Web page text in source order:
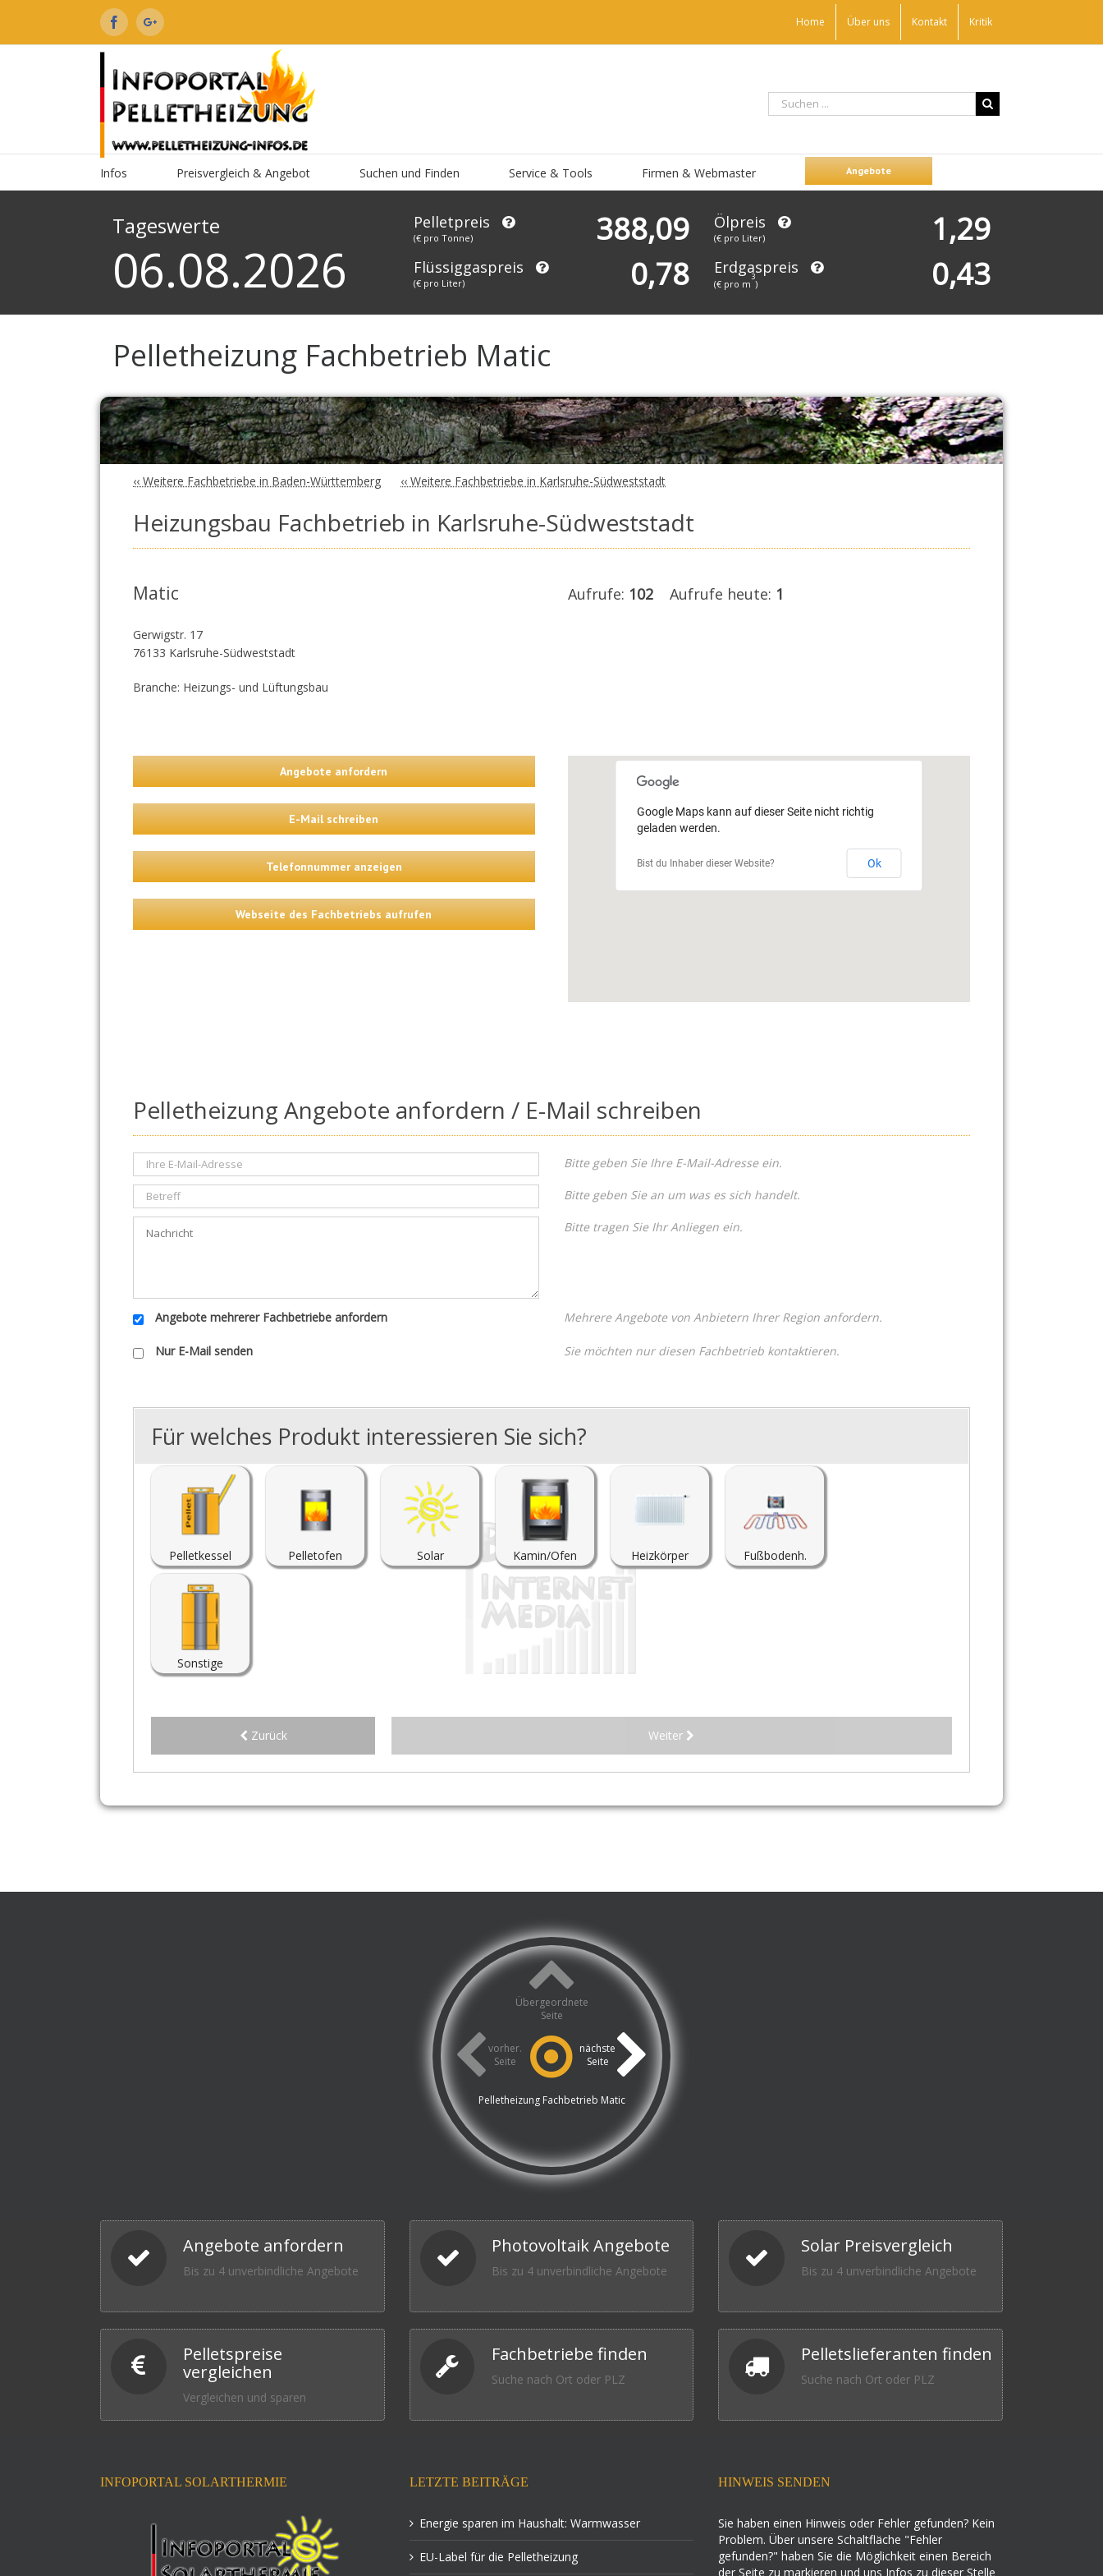
FacebookGoogle+ Home Über uns Kontakt Kritik
Infos Preisvergleich & Angebot Suchen und Finden Service & Tools Firmen & Webmaster Angebote
Tageswerte
06.08.2026
Pelletpreis
(€ pro Tonne) 388,09 Ölpreis
(€ pro Liter) 1,29
Flüssiggaspreis
(€ pro Liter) 0,78 Erdgaspreis
(€ pro m
3
) 0,43
Pelletheizung Fachbetrieb Matic
‹‹ Weitere Fachbetriebe in Baden-Württemberg ‹‹ Weitere Fachbetriebe in Karlsruhe-Südweststadt
Heizungsbau Fachbetrieb in Karlsruhe-Südweststadt
Matic
Gerwigstr. 17
76133 Karlsruhe-Südweststadt
Branche: Heizungs- und Lüftungsbau
Aufrufe: 102 Aufrufe heute: 1
Angebote anfordern
E-Mail schreiben
Telefonnummer anzeigen
Webseite des Fachbetriebs aufrufen
Google Maps kann auf dieser Seite nicht richtig
geladen werden.
Bist du Inhaber dieser Website? Ok
Pelletheizung Angebote anfordern / E-Mail schreiben
Bitte geben Sie Ihre E-Mail-Adresse ein.
Bitte geben Sie an um was es sich handelt.
Bitte tragen Sie Ihr Anliegen ein.
Angebote mehrerer Fachbetriebe anfordern Mehrere Angebote von Anbietern Ihrer Region anfordern.
Nur E-Mail senden Sie möchten nur diesen Fachbetrieb kontaktieren.
Für welches Produkt interessieren Sie sich?
Pelletkessel Pelletofen Solar Kamin/Ofen Heizkörper Fußbodenh.
Sonstige
Zurück Weiter
Übergeordnete
Seite
vorher.
Seite
nächste
Seite
Pelletheizung Fachbetrieb Matic
Angebote anfordern
Bis zu 4 unverbindliche Angebote
Photovoltaik Angebote
Bis zu 4 unverbindliche Angebote
Solar Preisvergleich
Bis zu 4 unverbindliche Angebote
Pelletspreise
vergleichen
Vergleichen und sparen
Fachbetriebe finden
Suche nach Ort oder PLZ
Pelletslieferanten finden
Suche nach Ort oder PLZ
INFOPORTAL SOLARTHERMIE LETZTE BEITRÄGE
Energie sparen im Haushalt: Warmwasser
EU-Label für die Pelletheizung
HINWEIS SENDEN
Sie haben einen Hinweis oder Fehler gefunden? Kein
Problem. Über unsere Schaltfläche "Fehler
gefunden?" haben Sie die Möglichkeit einen Bereich
der Seite zu markieren und uns Infos zu dieser Stelle